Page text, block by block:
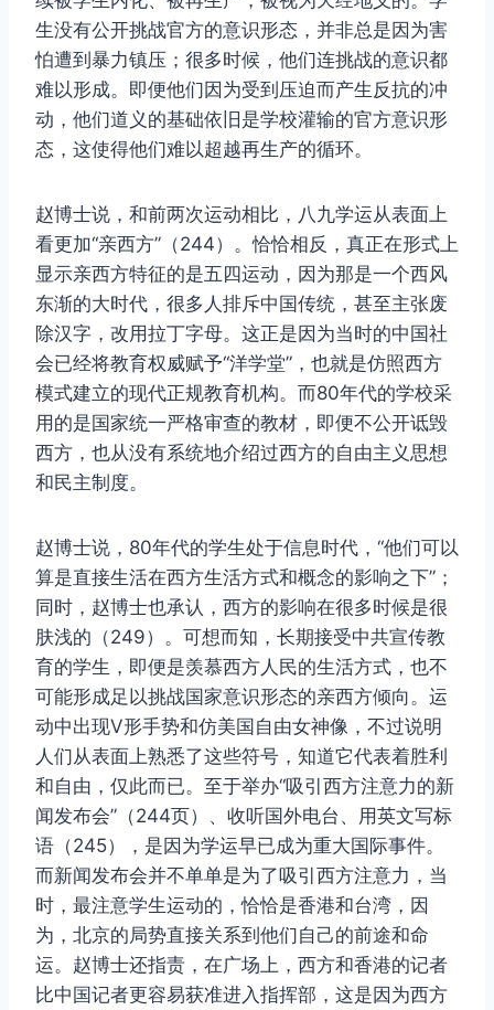
生没有公开挑战官方的意识形态，并非总是因为害
怕遭到暴力镇压；很多时候，他们连挑战的意识都
难以形成。即便他们因为受到压迫而产生反抗的冲
动，他们道义的基础依旧是学校灌输的官方意识形
态，这使得他们难以超越再生产的循环。
赵博士说，和前两次运动相比，八九学运从表面上
看更加“亲西方”（244）。恰恰相反，真正在形式上
显示亲西方特征的是五四运动，因为那是一个西风
东渐的大时代，很多人排斥中国传统，甚至主张废
除汉字，改用拉丁字母。这正是因为当时的中国社
会已经将教育权威赋予“洋学堂”，也就是仿照西方
模式建立的现代正规教育机构。而80年代的学校采
用的是国家统一严格审查的教材，即便不公开诋毁
西方，也从没有系统地介绍过西方的自由主义思想
和民主制度。
赵博士说，80年代的学生处于信息时代，“他们可以
算是直接生活在西方生活方式和概念的影响之下”；
同时，赵博士也承认，西方的影响在很多时候是很
肤浅的（249）。可想而知，长期接受中共宣传教
育的学生，即便是羡慕西方人民的生活方式，也不
可能形成足以挑战国家意识形态的亲西方倾向。运
动中出现V形手势和仿美国自由女神像，不过说明
人们从表面上熟悉了这些符号，知道它代表着胜利
和自由，仅此而已。至于举办“吸引西方注意力的新
闻发布会”（244页）、收听国外电台、用英文写标
语（245），是因为学运早已成为重大国际事件。
而新闻发布会并不单单是为了吸引西方注意力，当
时，最注意学生运动的，恰恰是香港和台湾，因
为，北京的局势直接关系到他们自己的前途和命
运。赵博士还指责，在广场上，西方和香港的记者
比中国记者更容易获准进入指挥部，这是因为西方